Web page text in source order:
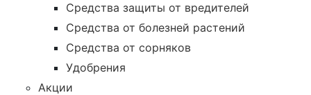
Средства защиты от вредителей
Средства от болезней растений
Средства от сорняков
Удобрения
Акции